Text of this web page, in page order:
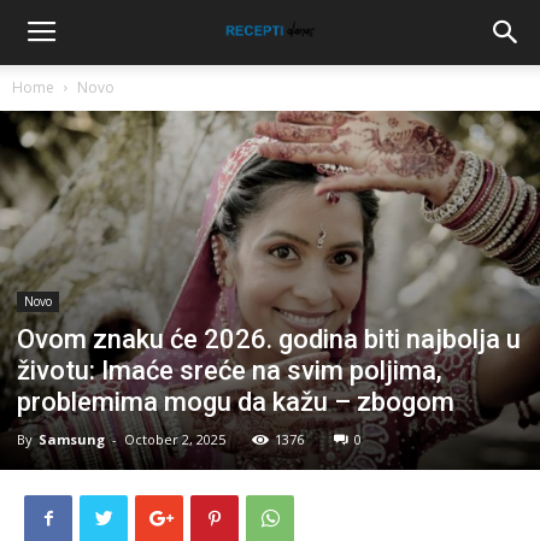
Home Novo
Novo
Ovom znaku će 2026. godina biti najbolja u
životu: Imaće sreće na svim poljima,
problemima mogu da kažu – zbogom
By Samsung - October 2, 2025 1376 0